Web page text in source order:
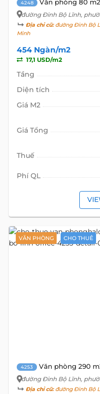
4248 Văn phòng 80 m2
đường Đinh Bộ Lĩnh,
Địa chỉ cũ:đường Đinh Bộ
Minh
454 Ngàn/m2
17,1 USD/m2
Tầng
Diện tích
Giá M2
Giá Tổng
Thuế
Phí QL
VĂN PHÒNG CHO THUÊ
4253 Văn phòng 290
đường Đinh Bộ Lĩnh,
Địa chỉ cũ:đường Đinh Bộ